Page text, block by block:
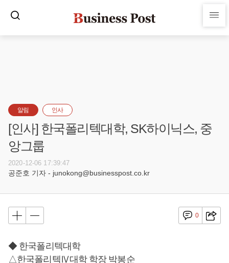
알림 인사
[인사] 한국폴리텍대학, SK하이닉스, 중
앙그룹
2020-12-06 17:39:47
공준호 기자 - junokong@businesspost.co.kr
0
◆ 한국폴리텍대학
△한국폴리텍Ⅳ대학 학장 박봉순